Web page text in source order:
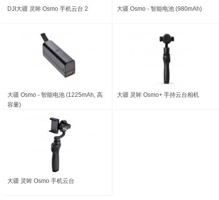
DJI大疆 灵眸 Osmo 手机云台 2 大疆 Osmo - 智能电池 (980mAh)
大疆 Osmo - 智能电池 (1225mAh, 高
容量)
大疆 灵眸 Osmo+ 手持云台相机
大疆 灵眸 Osmo 手机云台